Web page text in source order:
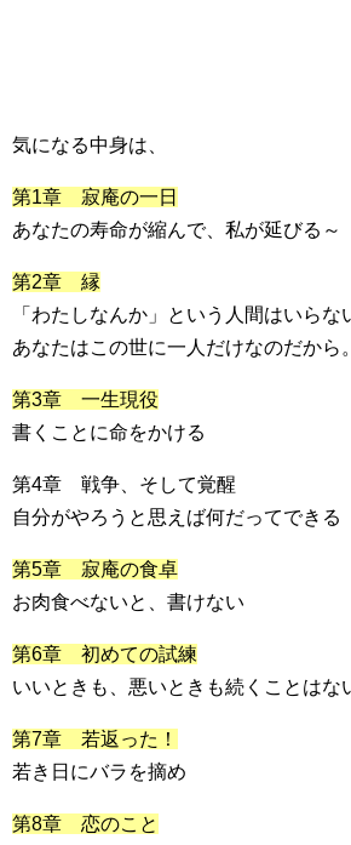
気になる中身は、
第1章 寂庵の一日
あなたの寿命が縮んで、私が延びる～
第2章 縁
「わたしなんか」という人間はいらな
あなたはこの世に一人だけなのだから。
第3章 一生現役
書くことに命をかける
第4章 戦争、そして覚醒
自分がやろうと思えば何だってできる
第5章 寂庵の食卓
お肉食べないと、書けない
第6章 初めての試練
いいときも、悪いときも続くことはな
第7章 若返った！
若き日にバラを摘め
第8章 恋のこと